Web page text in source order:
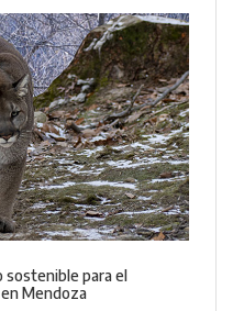
sostenible para el
Mendoza